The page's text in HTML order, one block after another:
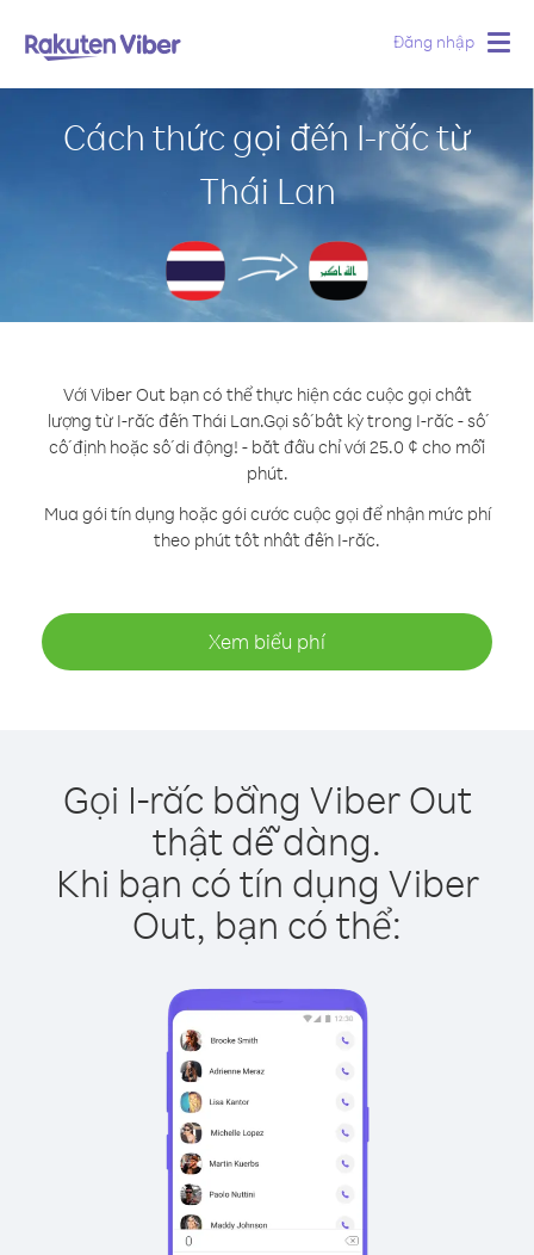
Đăng nhập
Cách thức gọi đến I-rắc từ
Thái Lan
Với Viber Out bạn có thể thực hiện các cuộc gọi chất
lượng từ I-rắc đến Thái Lan.Gọi số bất kỳ trong I-rắc - số
cố định hoặc số di động! - bắt đầu chỉ với 25.0 ¢ cho mỗi
phút.
Mua gói tín dụng hoặc gói cước cuộc gọi để nhận mức phí
theo phút tốt nhất đến I-rắc.
Xem biểu phí
Gọi I-rắc bằng Viber Out
thật dễ dàng.
Khi bạn có tín dụng Viber
Out, bạn có thể: